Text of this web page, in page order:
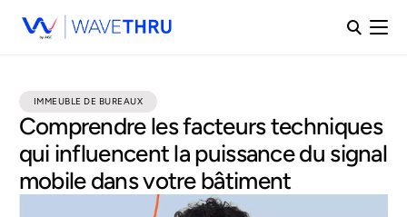
IMMEUBLE DE BUREAUX
Comprendre les facteurs techniques
qui influencent la puissance du signal
mobile dans votre bâtiment